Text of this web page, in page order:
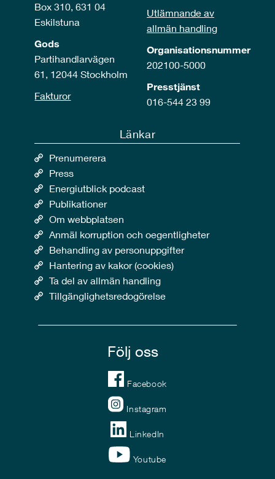
Box 310, 631 04
Eskilstuna
Gods
Partihandlarvägen
61, 12044 Stockholm
Fakturor
Utlämnande av
allmän handling
Organisationsnummer
202100-5000
Presstjänst
016-544 23 99
Länkar
Prenumerera
Press
Energiutblick podcast
Publikationer
Om webbplatsen
Anmäl korruption och oegentligheter
Behandling av personuppgifter
Hantering av kakor (cookies)
Ta del av allmän handling
Tillgänglighetsredogörelse
Följ oss
Facebook
Instagram
LinkedIn
Youtube